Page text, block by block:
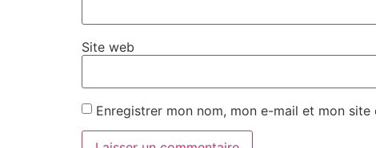
Site web
Enregistrer mon nom, mon e-mail et mon